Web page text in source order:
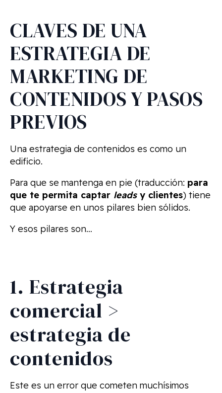
CLAVES DE UNA
ESTRATEGIA DE
MARKETING DE
CONTENIDOS Y PASOS
PREVIOS
Una estrategia de contenidos es como un
edificio.
Para que se mantenga en pie (traducción: para
que te permita captar leadsy clientes) tiene
que apoyarse en unos pilares bien sólidos.
Y esos pilares son…
1. Estrategia
comercial >
estrategia de
contenidos
Este es un error que cometen muchísimos